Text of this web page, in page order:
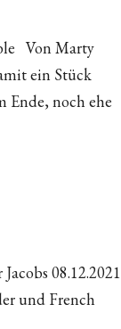
Von Marty
ein Stück
Ende, noch ehe
08.12.2021
und French